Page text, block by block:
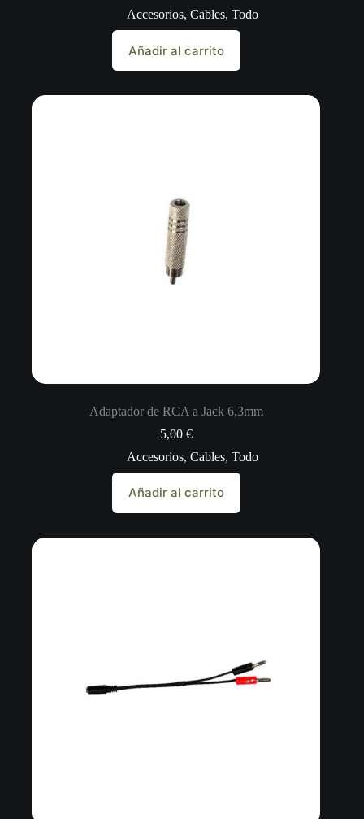
Accesorios,Cables,Todo
Añadir al carrito
Adaptador de RCA a Jack 6,3mm
5,00€
Accesorios,Cables,Todo
Añadir al carrito